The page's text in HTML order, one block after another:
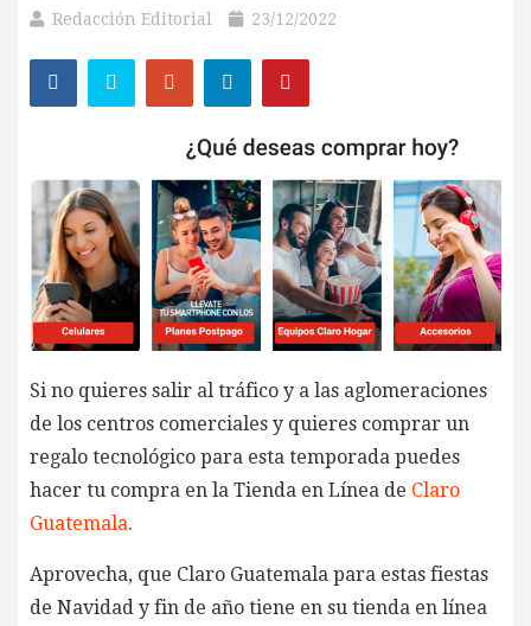
Redacción Editorial 23/12/2022
Si no quieres salir al tráfico y a las aglomeraciones
de los centros comerciales y quieres comprar un
regalo tecnológico para esta temporada puedes
hacer tu compra en la Tienda en Línea de Claro
Guatemala.
Aprovecha, que Claro Guatemala para estas fiestas
de Navidad y fin de año tiene en su tienda en línea